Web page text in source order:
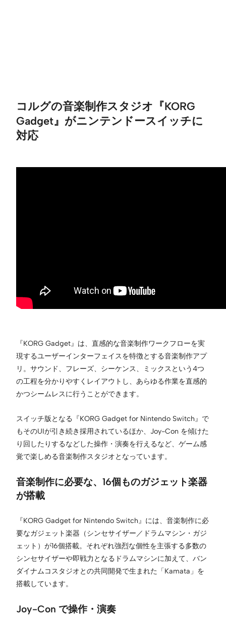
コルグの音楽制作スタジオ『KORG
Gadget』がニンテンドースイッチに
対応
『KORG Gadget』は、直感的な音楽制作ワークフローを実
現するユーザーインターフェイスを特徴とする音楽制作アプ
リ。サウンド、フレーズ、シーケンス、ミックスという4つ
の工程を分かりやすくレイアウトし、あらゆる作業を直感的
かつシームレスに行うことができます。
スイッチ版となる『KORG Gadget for Nintendo Switch』で
もそのUIが引き続き採用されているほか、Joy-Con を傾けた
り回したりするなどした操作・演奏を行えるなど、ゲーム感
覚で楽しめる音楽制作スタジオとなっています。
音楽制作に必要な、16個ものガジェット楽器
が搭載
『KORG Gadget for Nintendo Switch』には、音楽制作に必
要なガジェット楽器（シンセサイザー／ドラムマシン・ガジ
ェット）が16個搭載。それぞれ強烈な個性を主張する多数の
シンセサイザーや即戦力となるドラムマシンに加えて、バン
ダイナムコスタジオとの共同開発で生まれた「Kamata」を
搭載しています。
Joy-Con で操作・演奏